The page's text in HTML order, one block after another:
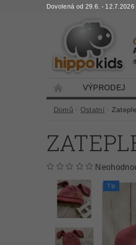
Dovolená od 29.6. - 12.7.2026
VÝPRODEJ
Domů Ostatní
Tip